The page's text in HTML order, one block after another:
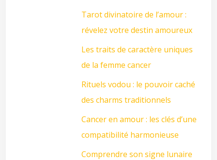
Tarot divinatoire de l’amour :
révelez votre destin amoureux
Les traits de caractère uniques
de la femme cancer
Rituels vodou : le pouvoir caché
des charms traditionnels
Cancer en amour : les clés d’une
compatibilité harmonieuse
Comprendre son signe lunaire